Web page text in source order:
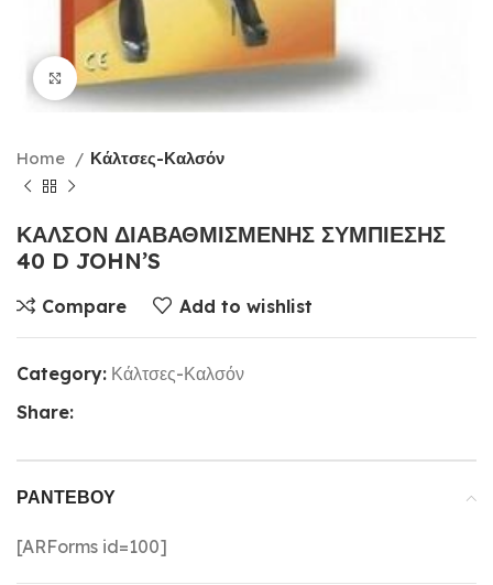
Click to enlarge
Home Κάλτσες-Καλσόν
ΚΑΛΣΟΝ ΔΙΑΒΑΘΜΙΣΜΕΝΗΣ ΣΥΜΠΙΕΣΗΣ
40 D JOHN’S
Compare Add to wishlist
Category: Κάλτσες-Καλσόν
Share:
ΡΑΝΤΕΒΟΎ
[ARForms id=100]